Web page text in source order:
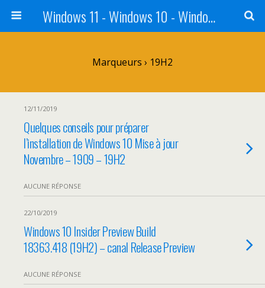
Windows 11 - Windows 10 - Windows 8 - Windows 7 - VISTA
Marqueurs › 19H2
12/11/2019
Quelques conseils pour préparer
l’installation de Windows 10 Mise à jour
Novembre – 1909 – 19H2
AUCUNE RÉPONSE
22/10/2019
Windows 10 Insider Preview Build
18363.418 (19H2) – canal Release Preview
AUCUNE RÉPONSE